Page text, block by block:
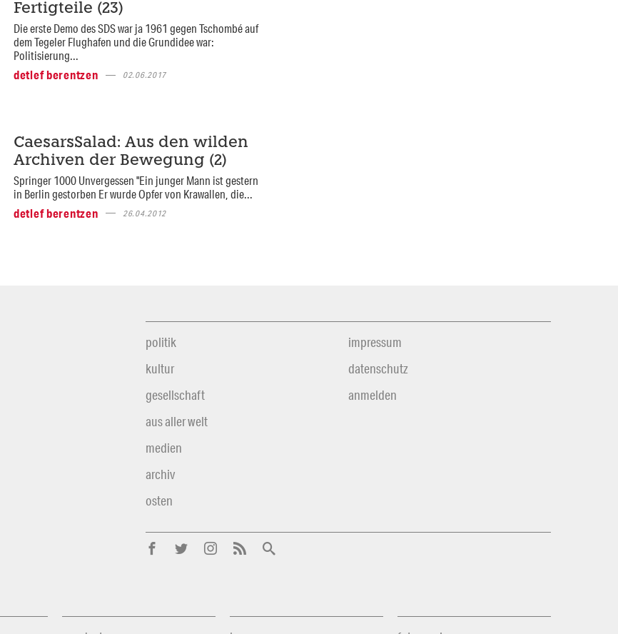
Fertigteile (23)
Die erste Demo des SDS war ja 1961 gegen Tschombé auf
dem Tegeler Flughafen und die Grundidee war:
Politisierung...
detlef berentzen
02.06.2017
CaesarsSalad: Aus den wilden
Archiven der Bewegung (2)
Springer 1000 Unvergessen "Ein junger Mann ist gestern
in Berlin gestorben Er wurde Opfer von Krawallen, die...
detlef berentzen
26.04.2012
politik
kultur
gesellschaft
aus aller welt
medien
archiv
osten
impressum
datenschutz
anmelden